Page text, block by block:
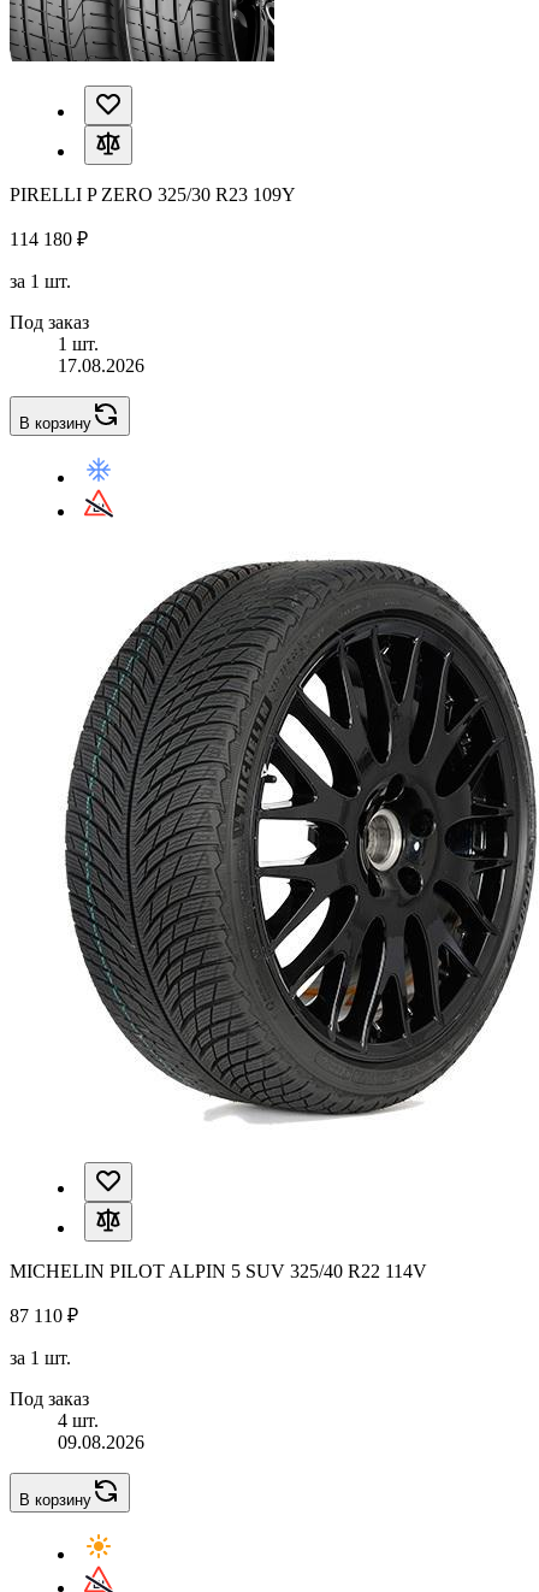
PIRELLI P ZERO 325/30 R23 109Y
114 180 ₽
за 1 шт.
Под заказ
1 шт.
17.08.2026
В корзину
MICHELIN PILOT ALPIN 5 SUV 325/40 R22 114V
87 110 ₽
за 1 шт.
Под заказ
4 шт.
09.08.2026
В корзину